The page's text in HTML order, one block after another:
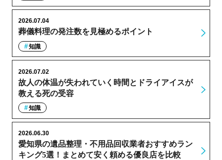
葬儀料理の発注数を見極めるポイント
2026.07.04
知識
故人の体温が失われていく時間とドライアイスが
教える死の受容
2026.07.02
知識
愛知県の遺品整理・不用品回収業者おすすめラン
キング5選！まとめて安く頼める優良店を比較
2026.06.30